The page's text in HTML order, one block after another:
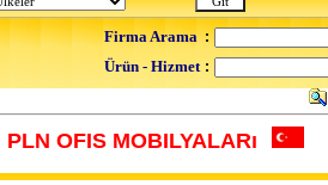
Firma Arama :
Ürün - Hizmet :
PLN OFIS MOBILYALARı